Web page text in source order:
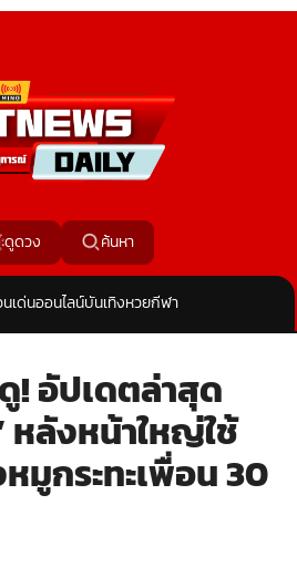
ดูดวง ค้นหา
เด่นออนไลน์บันเทิงหวยกีฬา
! อัปเดตล่าสุด
หลังหน้าใหญ่ใช้
มูกระทะเพื่อน 30